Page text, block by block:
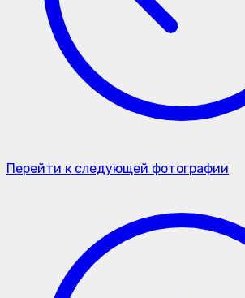
Перейти к следующей фотографии